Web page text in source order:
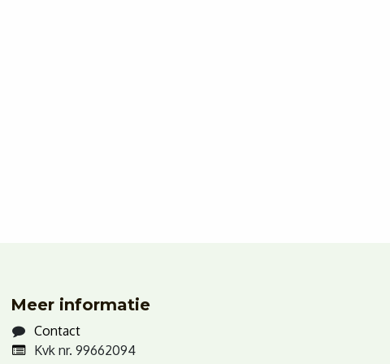
Meer informatie
Contact
Kvk nr. 99662094